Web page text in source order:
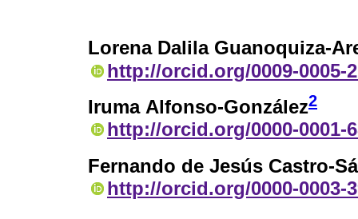
Lorena Dalila Guanoquiza-
http://orcid.org/0009-0005-
Iruma Alfonso-González2
http://orcid.org/0000-0001-
Fernando de Jesús Castro-
http://orcid.org/0000-0003-